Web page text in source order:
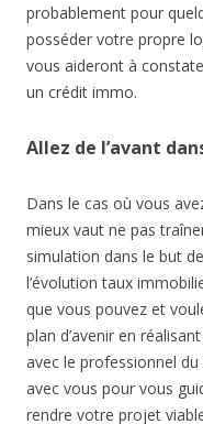
probablement pour
posséder votre propre
vous aideront à
un crédit immo.
Allez de l’avant
Dans le cas où vous
mieux vaut ne pas
simulation dans le but
l’évolution taux
que vous pouvez et
plan d’avenir en
avec le professionnel
avec vous pour vous
rendre votre projet